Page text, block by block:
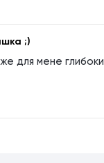
;)
для мене